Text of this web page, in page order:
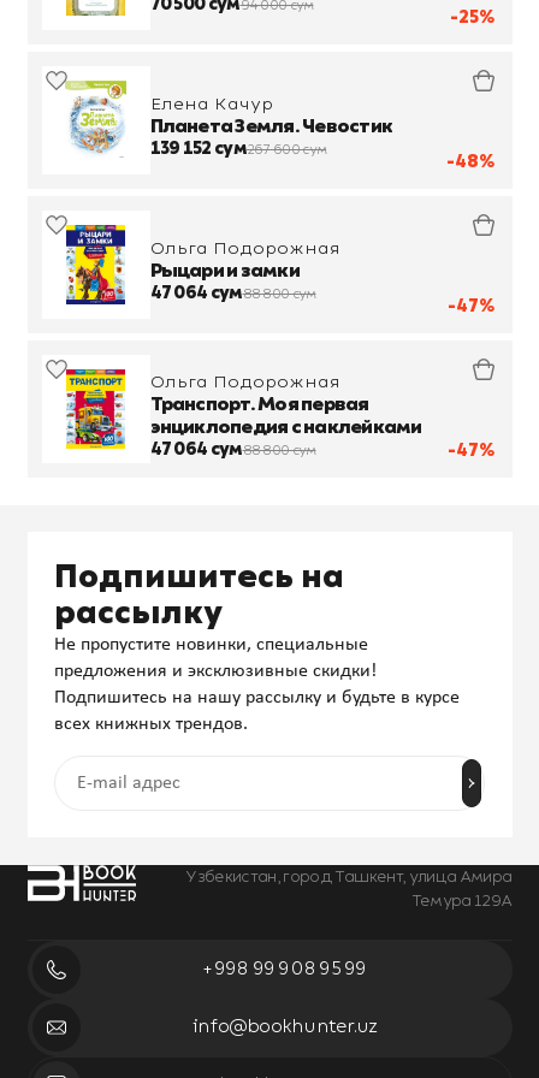
-25%
70 500 сум94 000 сум
-48%
Елена Качур
Планета Земля. Чевостик
139 152 сум267 600 сум
-47%
Ольга Подорожная
Рыцари и замки
47 064 сум88 800 сум
-47%
Ольга Подорожная
Транспорт. Моя первая
энциклопедия с наклейками
47 064 сум88 800 сум
Узбекистан, город Ташкент, улица Амира
Темура 129А
+998 99 908 95 99
info@bookhunter.uz
Подпишитесь на
рассылку
Не пропустите новинки, специальные
предложения и эксклюзивные скидки!
Подпишитесь на нашу рассылку и будьте в курсе
всех книжных трендов.